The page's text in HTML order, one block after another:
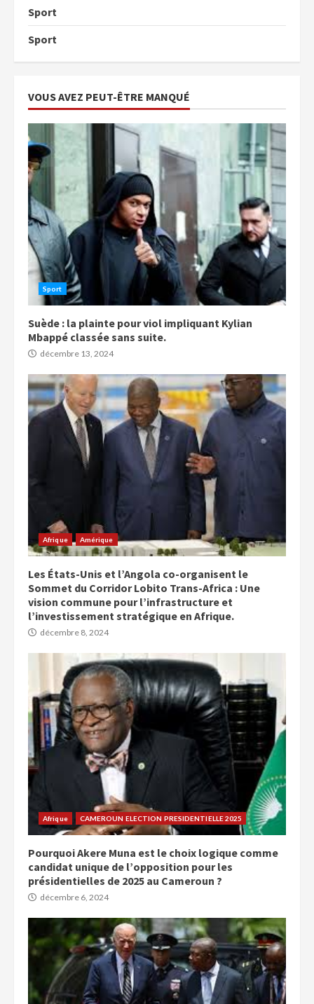
Sport
Sport
VOUS AVEZ PEUT-ÊTRE MANQUÉ
Sport
Suède : la plainte pour viol impliquant Kylian
Mbappé classée sans suite.
décembre 13, 2024
Afrique Amérique
Les États-Unis et l’Angola co-organisent le
Sommet du Corridor Lobito Trans-Africa : Une
vision commune pour l’infrastructure et
l’investissement stratégique en Afrique.
décembre 8, 2024
Afrique CAMEROUN ELECTION PRESIDENTIELLE 2025
Pourquoi Akere Muna est le choix logique comme
candidat unique de l’opposition pour les
présidentielles de 2025 au Cameroun ?
décembre 6, 2024